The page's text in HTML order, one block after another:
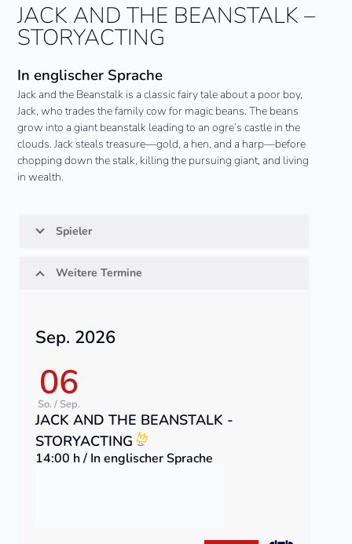
JACK AND THE BEANSTALK –
STORYACTING
In englischer Sprache
Jack and the Beanstalk is a classic fairy tale about a poor boy,
Jack, who trades the family cow for magic beans. The beans
grow into a giant beanstalk leading to an ogre’s castle in the
clouds. Jack steals treasure—gold, a hen, and a harp—before
chopping down the stalk, killing the pursuing giant, and living
in wealth.
Spieler
Weitere Termine
Sep. 2026
06
So. / Sep.
JACK AND THE BEANSTALK -
STORYACTING
14:00 h / In englischer Sprache